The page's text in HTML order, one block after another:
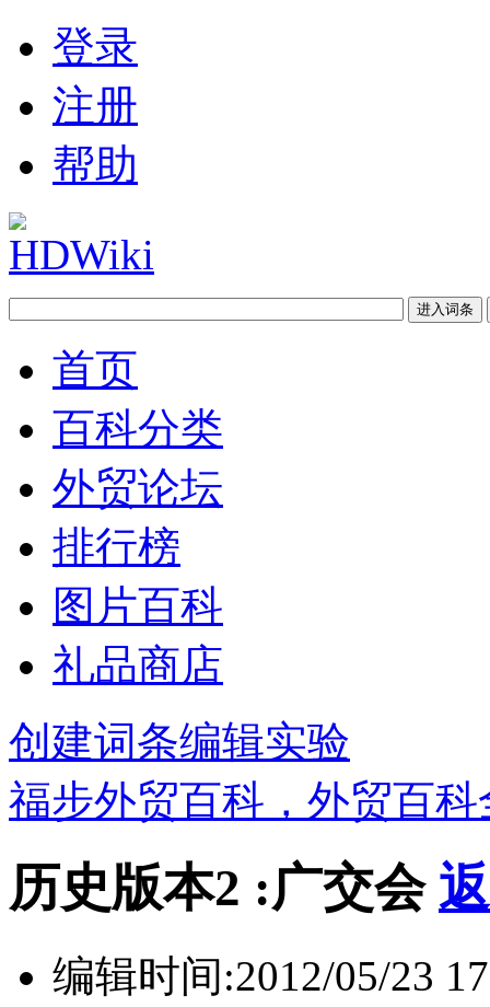
登录
注册
帮助
首页
百科分类
外贸论坛
排行榜
图片百科
礼品商店
创建词条编辑实验
福步外贸百科，外贸百科
历史版本2 :广交会
编辑时间:2012/05/23